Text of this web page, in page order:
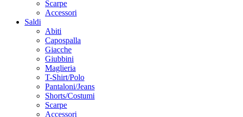
Scarpe
Accessori
Saldi
Abiti
Capospalla
Giacche
Giubbini
Maglieria
T-Shirt/Polo
Pantaloni/Jeans
Shorts/Costumi
Scarpe
Accessori